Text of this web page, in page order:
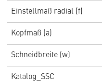
Einstellmaß radial (f)
Kopfmaß (a)
Schneidbreite (w)
Katalog_SSC